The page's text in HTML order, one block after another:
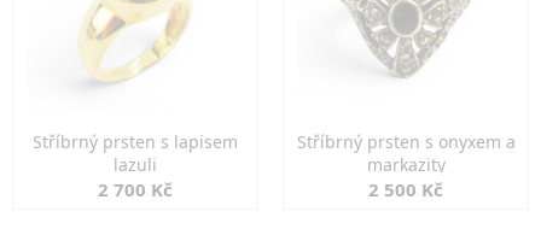
Stříbrný prsten s lapisem
lazuli
2 700 Kč
Stříbrný prsten s onyxem a
markazity
2 500 Kč